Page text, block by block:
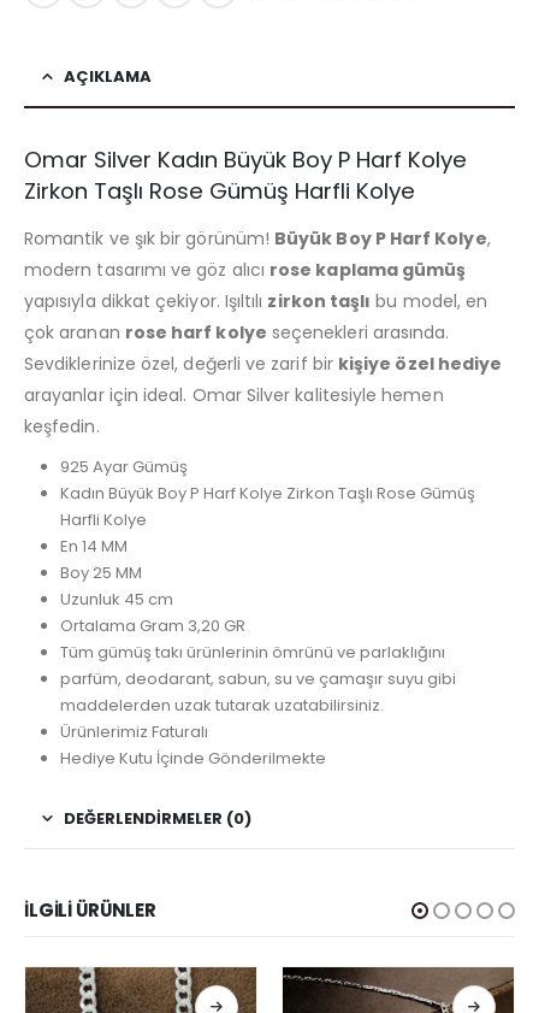
AÇIKLAMA
Omar Silver Kadın Büyük Boy P Harf Kolye
Zirkon Taşlı Rose Gümüş Harfli Kolye
Romantik ve şık bir görünüm! Büyük Boy P Harf Kolye,
modern tasarımı ve göz alıcı rose kaplama gümüş
yapısıyla dikkat çekiyor. Işıltılı zirkon taşlı bu model, en
çok aranan rose harf kolye seçenekleri arasında.
Sevdiklerinize özel, değerli ve zarif bir kişiye özel hediye
arayanlar için ideal. Omar Silver kalitesiyle hemen
keşfedin.
925 Ayar Gümüş
Kadın Büyük Boy P Harf Kolye Zirkon Taşlı Rose Gümüş
Harfli Kolye
En 14 MM
Boy 25 MM
Uzunluk 45 cm
Ortalama Gram 3,20 GR
Tüm gümüş takı ürünlerinin ömrünü ve parlaklığını
parfüm, deodarant, sabun, su ve çamaşır suyu gibi
maddelerden uzak tutarak uzatabilirsiniz.
Ürünlerimiz Faturalı
Hediye Kutu İçinde Gönderilmekte
DEĞERLENDIRMELER (0)
İLGILI ÜRÜNLER